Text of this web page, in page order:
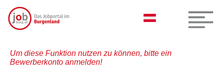
Um diese Funktion nutzen zu können, bitte ein
Bewerberkonto anmelden!